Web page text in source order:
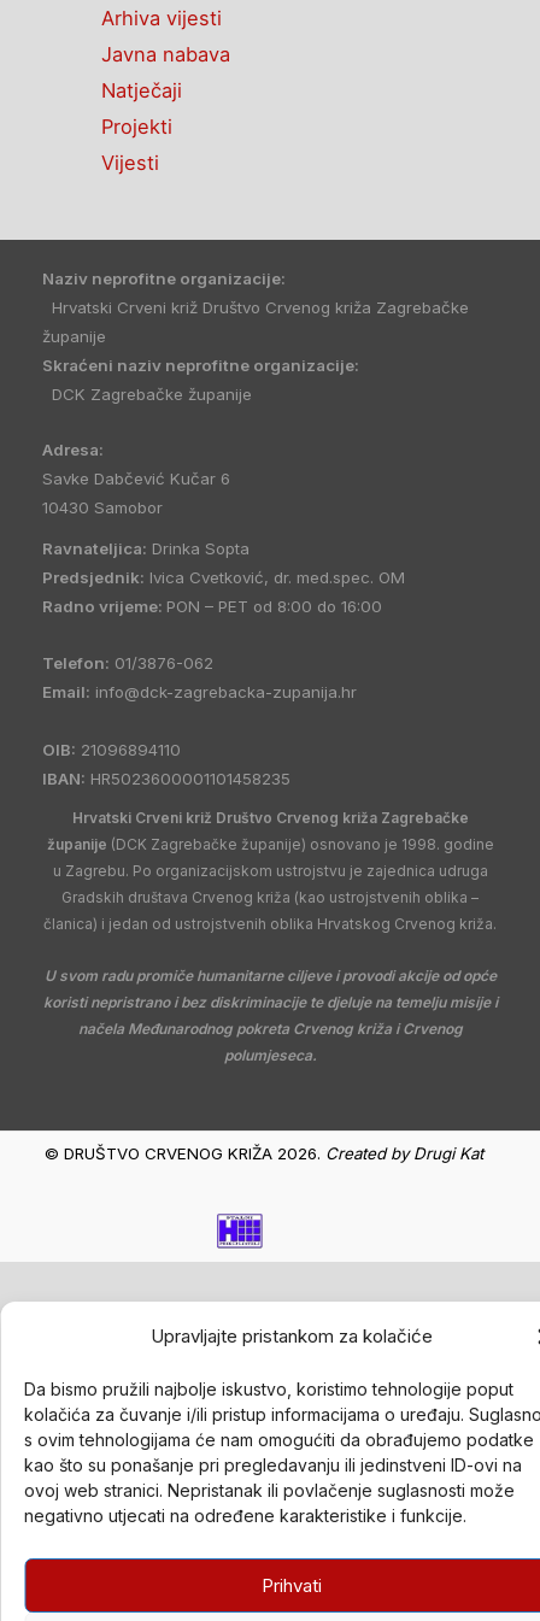
Upravljajte pristankom za kolačiće
Da bismo pružili najbolje iskustvo, koristimo tehnologije poput
kolačića za čuvanje i/ili pristup informacijama o uređaju.
s ovim tehnologijama će nam omogućiti da obrađujemo podatke
kao što su ponašanje pri pregledavanju ili jedinstveni ID-ovi na
ovoj web stranici. Nepristanak ili povlačenje suglasnosti može
negativno utjecati na određene karakteristike i funkcije.
Prihvati
Arhiva vijesti
Javna nabava
Natječaji
Projekti
Vijesti
Naziv neprofitne organizacije:
Hrvatski Crveni križ Društvo Crvenog križa Zagrebačke
županije
Skraćeni naziv neprofitne organizacije:
DCK Zagrebačke županije
Adresa:
Savke Dabčević Kučar 6
10430 Samobor
Ravnateljica: Drinka Sopta
Predsjednik: Ivica Cvetković, dr. med.spec. OM
Radno vrijeme: PON – PET od 8:00 do 16:00
Telefon: 01/3876-062
Email: info@dck-zagrebacka-zupanija.hr
OIB: 21096894110
IBAN: HR5023600001101458235
Hrvatski Crveni križ Društvo Crvenog križa Zagrebačke
županije (DCK Zagrebačke županije) osnovano je 1998. godine
u Zagrebu. Po organizacijskom ustrojstvu je zajednica udruga
Gradskih društava Crvenog križa (kao ustrojstvenih oblika –
članica) i jedan od ustrojstvenih oblika Hrvatskog Crvenog križa.
U svom radu promiče humanitarne ciljeve i provodi akcije od opće
koristi nepristrano i bez diskriminacije te djeluje na temelju misije i
načela Međunarodnog pokreta Crvenog križa i Crvenog
polumjeseca.
© DRUŠTVO CRVENOG KRIŽA 2026. Created byDrugi Kat